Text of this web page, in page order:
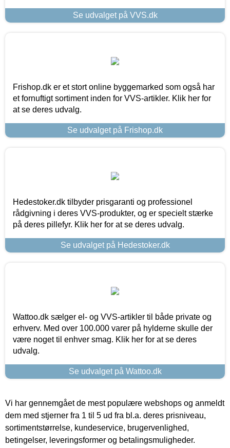
Se udvalget på VVS.dk
Frishop.dk er et stort online byggemarked som også har
et fornuftigt sortiment inden for VVS-artikler. Klik her for
at se deres udvalg.
Se udvalget på Frishop.dk
Hedestoker.dk tilbyder prisgaranti og professionel
rådgivning i deres VVS-produkter, og er specielt stærke
på deres pillefyr. Klik her for at se deres udvalg.
Se udvalget på Hedestoker.dk
Wattoo.dk sælger el- og VVS-artikler til både private og
erhverv. Med over 100.000 varer på hylderne skulle der
være noget til enhver smag. Klik her for at se deres
udvalg.
Se udvalget på Wattoo.dk
Vi har gennemgået de mest populære webshops og anmeldt
dem med stjerner fra 1 til 5 ud fra bl.a. deres prisniveau,
sortimentstørrelse, kundeservice, brugervenlighed,
betingelser, leveringsformer og betalingsmuligheder.